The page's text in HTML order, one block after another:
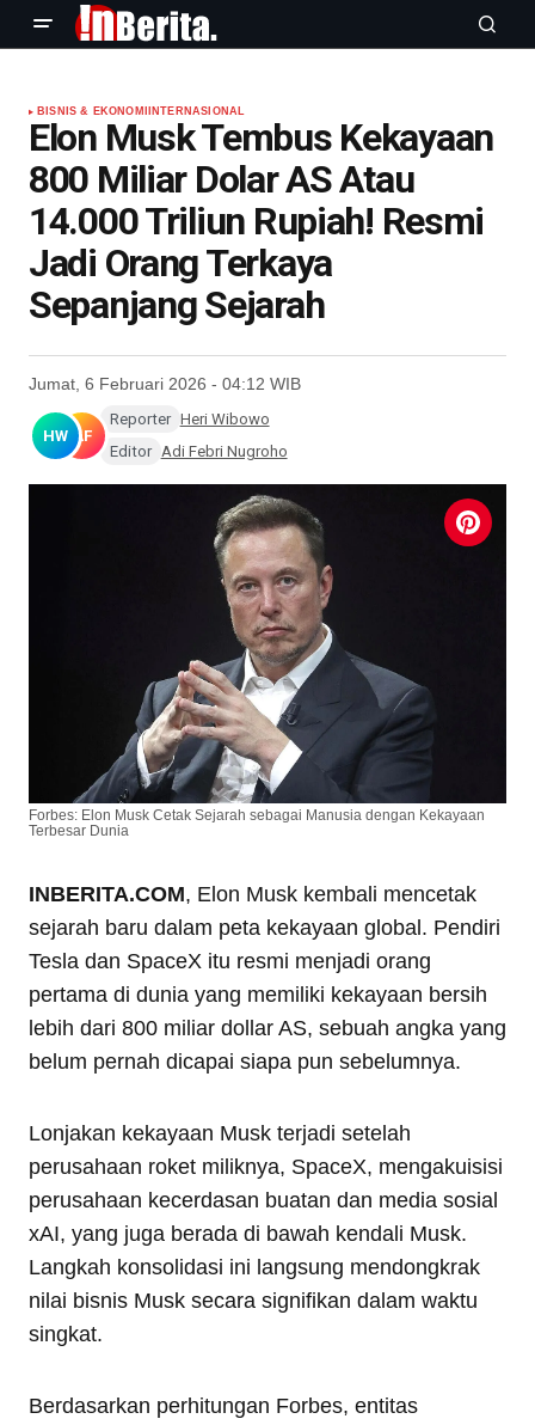
BISNIS & EKONOMI INTERNASIONAL
Elon Musk Tembus Kekayaan
800 Miliar Dolar AS Atau
14.000 Triliun Rupiah! Resmi
Jadi Orang Terkaya
Sepanjang Sejarah
Jumat, 6 Februari 2026 - 04:12 WIB
HW AF
Reporter Heri Wibowo
Editor Adi Febri Nugroho
Forbes: Elon Musk Cetak Sejarah sebagai Manusia dengan Kekayaan
Terbesar Dunia
INBERITA.COM, Elon Musk kembali mencetak
sejarah baru dalam peta kekayaan global. Pendiri
Tesla dan SpaceX itu resmi menjadi orang
pertama di dunia yang memiliki kekayaan bersih
lebih dari 800 miliar dollar AS, sebuah angka yang
belum pernah dicapai siapa pun sebelumnya.
Lonjakan kekayaan Musk terjadi setelah
perusahaan roket miliknya, SpaceX, mengakuisisi
perusahaan kecerdasan buatan dan media sosial
xAI, yang juga berada di bawah kendali Musk.
Langkah konsolidasi ini langsung mendongkrak
nilai bisnis Musk secara signifikan dalam waktu
singkat.
Berdasarkan perhitungan Forbes, entitas